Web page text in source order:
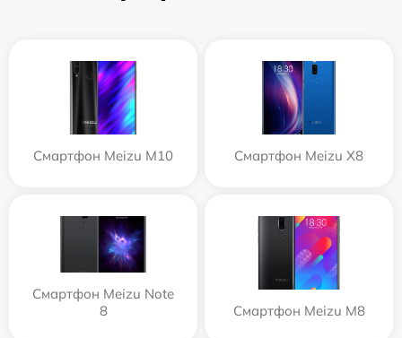
Смартфон Meizu M10 Смартфон Meizu X8
Смартфон Meizu Note
8
Смартфон Meizu M8